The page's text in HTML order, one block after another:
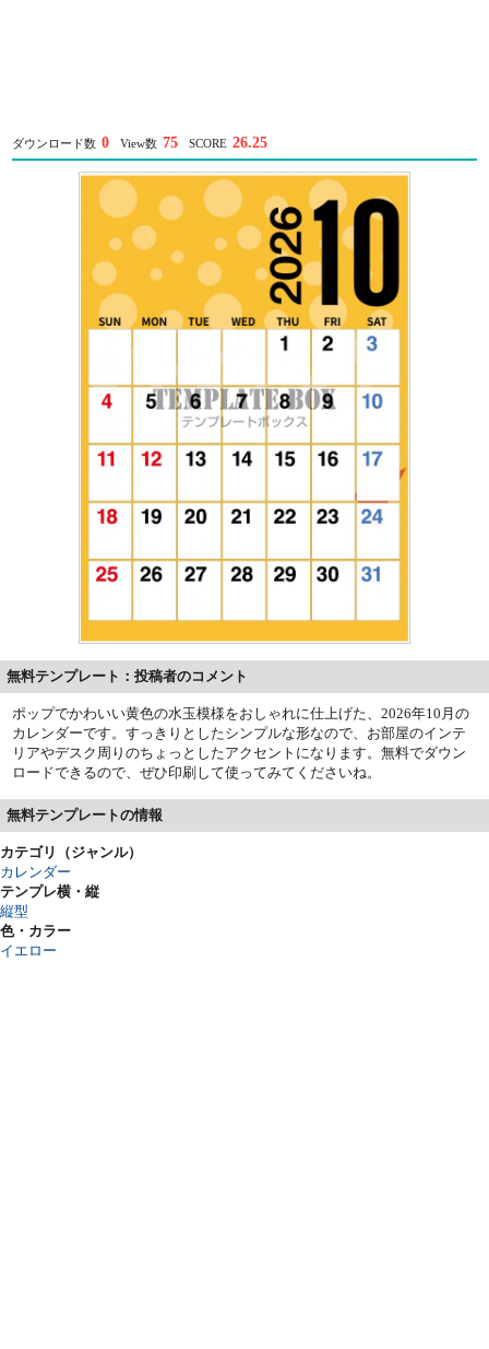
ダウンロード数 0 View数 75 SCORE 26.25
無料テンプレート：投稿者のコメント
ポップでかわいい黄色の水玉模様をおしゃれに仕上げた、2026年10月の
カレンダーです。すっきりとしたシンプルな形なので、お部屋のインテ
リアやデスク周りのちょっとしたアクセントになります。無料でダウン
ロードできるので、ぜひ印刷して使ってみてくださいね。
無料テンプレートの情報
カテゴリ（ジャンル）
カレンダー
テンプレ横・縦
縦型
色・カラー
イエロー